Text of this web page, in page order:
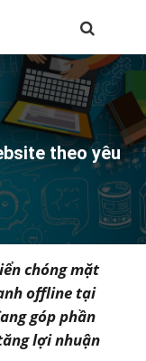
theo yêu
chóng mặt
offline tại
góp phần
lợi nhuận